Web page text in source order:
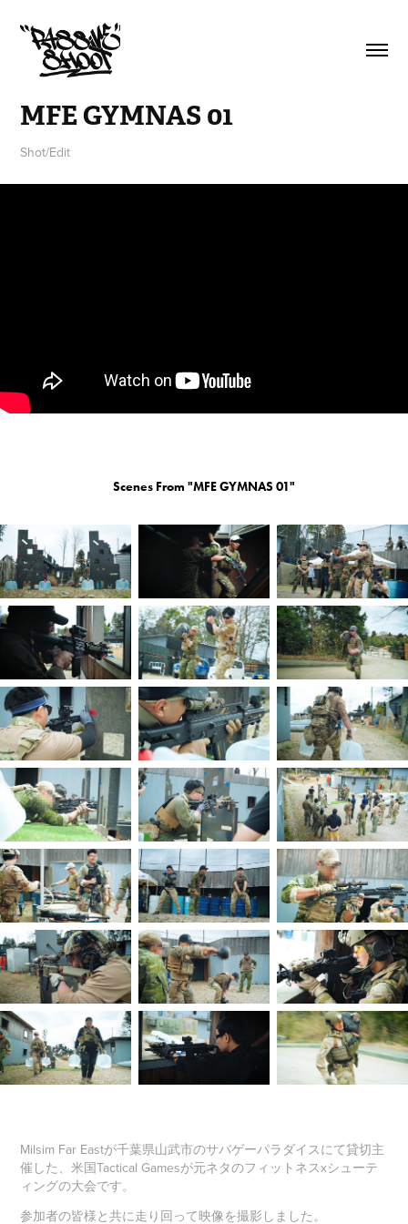
MFE GYMNAS 01
Shot/Edit
Scenes From "MFE GYMNAS 01"
Milsim Far Eastが千葉県山武市のサバゲーパラダイスにて貸切主
催した、米国Tactical Gamesが元ネタのフィットネスxシューテ
ィングの大会です。
参加者の皆様と共に走り回って映像を撮影しました。